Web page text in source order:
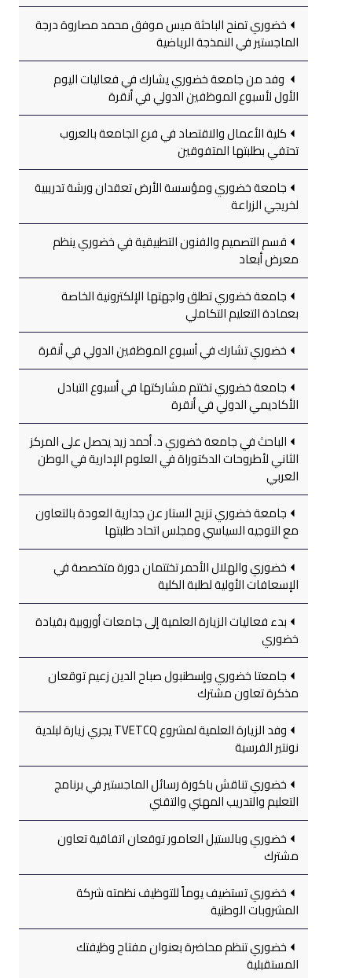
خضوري تمنح الباحثة ميس موفق محمد مصاروة درجة
الماجستير في النمذجة الرياضية
وفد من جامعة خضوري يشارك في فعاليات اليوم
الأول لأسبوع الموظفين الدولي في أنقرة
كلية الأعمال والاقتصاد في فرع الجامعة بالعروب
تحتفي بطلبتها المتفوقين
جامعة خضوري ومؤسسة الأرض تعقدان ورشة تدريبية
لخريجي الزراعة
قسم التصميم والفنون التطبيقية في خضوري ينظم
معرض أبعاد
جامعة خضوري تطلق واجهتها الإلكترونية الخاصة
بعمادة التعليم التكاملي
خضوري تشارك في أسبوع الموظفين الدولي في أنقرة
جامعة خضوري تختتم مشاركتها في أسبوع التبادل
الأكاديمي الدولي في أنقرة
الباحث في جامعة خضوري د. أحمد زيد يحصل على المركز
الثاني لأطروحات الدكتوراة في العلوم الإدارية في الوطن
العربي
جامعة خضوري تزيح الستار عن جدارية العودة بالتعاون
مع التوجيه السياسي ومجلس اتحاد طلبتها
خضوري والهلال الأحمر تختتمان دورة متخصصة في
الإسعافات الأولية لطلبة الكلية
بدء فعاليات الزيارة العلمية إلى جامعات أوروبية بقيادة
خضوري
جامعتا خضوري وإسطنبول صباح الدين زعيم توقعان
مذكرة تعاون مشترك
وفد الزيارة العلمية لمشروع TVETCQ يجري زيارة لبلدية
نونتير الفرسية
خضوري تناقش باكورة رسائل الماجستير في برنامج
التعليم والتدريب المهني والتقني
خضوري وبالستيل العامور توقعان اتفاقية تعاون
مشترك
خضوري تستضيف يوماً للتوظيف نظمته شركة
المشروبات الوطنية
خضوري تنظم محاضرة بعنوان مفتاح وظيفتك
المستقبلية